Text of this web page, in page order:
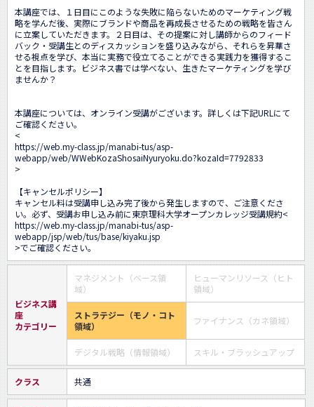
本講座では、１日目にこのような失敗に陥らないためのマーケティング戦
略を学んだ後、実際にブランドや商品を再成長させるための戦略を皆さん
に立案していただきます。２日目は、その提案に対し講師からのフィード
バック・受講生とのディスカッションを盛り込みながら、それらを昇華さ
せる視点を学び、本当に実務で役立てることができる実践力を獲得するこ
とを目指します。ビジネス書では学べない、生きたマーケティングを学び
ませんか？
本講座については、オンライン受講がございます。詳しくは下記URLにて
ご確認ください。
<
https://web.my-class.jp/manabi-tus/asp-
webapp/web/WWebKozaShosaiNyuryoku.do?kozaId=7792833
>
【キャンセルポリシー】
キャンセル料は受講申し込み完了後から発生しますので、ご注意くださ
い。必ず、受講お申し込み前に東京理科大学オープンカレッジ受講規約<
https://web.my-class.jp/manabi-tus/asp-
webapp/jsp/web/tus/base/kiyaku.jsp
>でご確認ください。
ビジネス講
座
カテゴリー
マネジメント（ベース領
域）
ヒューマンリソース（ヒト
領域）
ストラテジー（モノ・コト
領域）
ファイナンス（カネ領域）
デジタル戦略（情報領域） スキル・ブラッシュアップ
クラス 共通